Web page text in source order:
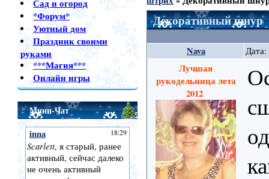
Сад и огород
*Форум*
Уютный дом
Праздник своими
руками
***Магия***
Онлайн игры
Мини-Чат
Декоративный шнур
Nava
Лучшая
рукодельница лета
2012